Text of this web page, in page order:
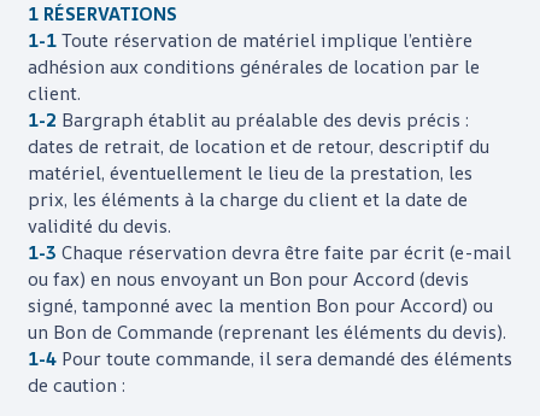
1 RÉSERVATIONS
1-1 Toute réservation de matériel implique l’entière
adhésion aux conditions générales de location par le
client.
1-2 Bargraphétablit au préalable des devis précis :
dates de retrait, de location et de retour, descriptif du
matériel, éventuellement le lieu de la prestation, les
prix, les éléments à la charge du client et la date de
validité du devis.
1-3 Chaque réservation devra être faite par écrit (e-mail
ou fax) en nous envoyant un Bon pour Accord (devis
signé, tamponné avec la mention Bon pour Accord) ou
un Bon de Commande (reprenant les éléments du devis).
1-4 Pour toute commande, il sera demandé des éléments
de caution :